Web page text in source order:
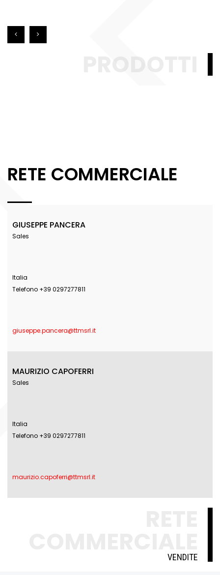
RETE COMMERCIALE
GIUSEPPE PANCERA
Sales
Italia
Telefono +39 0297277811
giuseppe.pancera@ttmsrl.it
MAURIZIO CAPOFERRI
Sales
Italia
Telefono +39 0297277811
maurizio.capoferri@ttmsrl.it
VENDITE